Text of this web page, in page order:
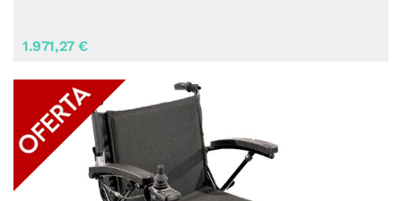
1.971,27 €